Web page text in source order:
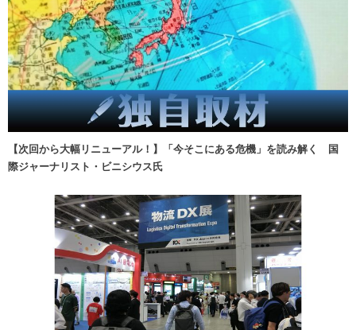
【次回から大幅リニューアル！】「今そこにある危機」を読み解く 国
際ジャーナリスト・ビニシウス氏